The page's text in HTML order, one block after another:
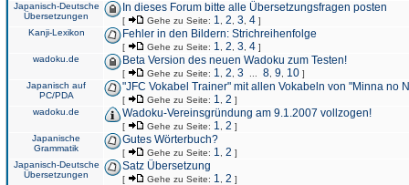
Japanisch-Deutsche
Übersetzungen
In dieses Forum bitte alle Übersetzungsfragen posten
[ Gehe zu Seite: 1 2 3 4 ]
Kanji-Lexikon
Fehler in den Bildern: Strichreihenfolge
[ Gehe zu Seite: 1 2 3 4 ]
wadoku.de
Beta Version des neuen Wadoku zum Testen!
[ Gehe zu Seite: 1 2 3 8 9 10 ]
Japanisch auf
PC/PDA
"JFC Vokabel Trainer" mit allen Vokabeln von "Minna no
[ Gehe zu Seite: 1 2 ]
wadoku.de
Wadoku-Vereinsgründung am 9.1.2007 vollzogen!
[ Gehe zu Seite: 1 2 ]
Japanische
Grammatik
Gutes Wörterbuch?
[ Gehe zu Seite: 1 2 ]
Japanisch-Deutsche
Übersetzungen
Satz Übersetzung
[ Gehe zu Seite: 1 2 ]